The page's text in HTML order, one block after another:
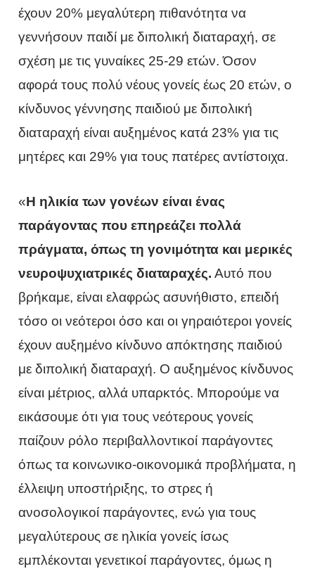
έχουν 20% μεγαλύτερη πιθανότητα να
γεννήσουν παιδί με διπολική διαταραχή, σε
σχέση με τις γυναίκες 25-29 ετών. Όσον
αφορά τους πολύ νέους γονείς έως 20 ετών, ο
κίνδυνος γέννησης παιδιού με διπολική
διαταραχή είναι αυξημένος κατά 23% για τις
μητέρες και 29% για τους πατέρες αντίστοιχα.
«Η ηλικία των γονέων είναι ένας
παράγοντας που επηρεάζει πολλά
πράγματα, όπως τη γονιμότητα και μερικές
νευροψυχιατρικές διαταραχές. Αυτό που
βρήκαμε, είναι ελαφρώς ασυνήθιστο, επειδή
τόσο οι νεότεροι όσο και οι γηραιότεροι γονείς
έχουν αυξημένο κίνδυνο απόκτησης παιδιού
με διπολική διαταραχή. Ο αυξημένος κίνδυνος
είναι μέτριος, αλλά υπαρκτός. Μπορούμε να
εικάσουμε ότι για τους νεότερους γονείς
παίζουν ρόλο περιβαλλοντικοί παράγοντες
όπως τα κοινωνικο-οικονομικά προβλήματα, η
έλλειψη υποστήριξης, το στρες ή
ανοσολογικοί παράγοντες, ενώ για τους
μεγαλύτερους σε ηλικία γονείς ίσως
εμπλέκονται γενετικοί παράγοντες, όμως η